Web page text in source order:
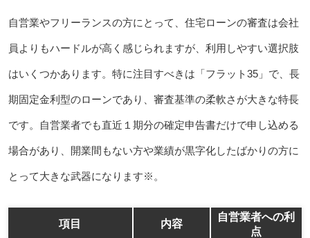
自営業やフリーランスの方にとって、住宅ローンの審査は会社
員よりもハードルが高く感じられますが、利用しやすい選択肢
はいくつかあります。特に注目すべきは「フラット35」で、長
期固定金利型のローンであり、審査基準の柔軟さが大きな特長
です。自営業者でも直近１期分の確定申告書だけで申し込める
場合があり、開業間もない方や業績が黒字化したばかりの方に
とって大きな武器になります※。
項目 内容
自営業者への利
点